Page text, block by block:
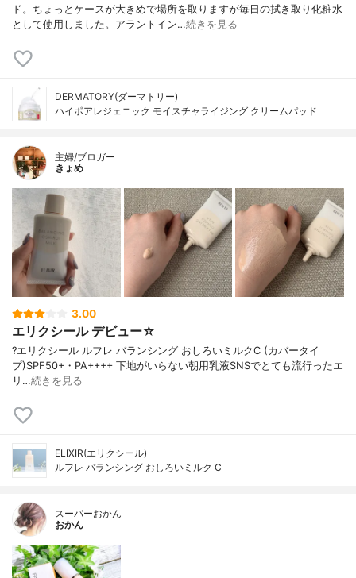
ド。ちょっとケースが大きめで場所を取りますが毎日の拭き取り化粧水
として使用しました。アラントイン…続きを見る
DERMATORY(ダーマトリー)
ハイポアレジェニック モイスチャライジング クリームパッド
主婦/ブロガー
きょめ
3.00
エリクシール デビュー☆
?エリクシール ルフレ バランシング おしろいミルクC (カバータイ
プ)SPF50+・PA++++ 下地がいらない朝用乳液SNSでとても流行ったエ
リ…続きを見る
ELIXIR(エリクシール)
ルフレ バランシング おしろいミルク C
スーパーおかん
おかん